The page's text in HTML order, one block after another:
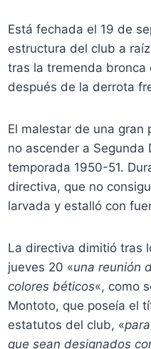
Está fechada el 19 de
estructura del club a
tras la tremenda bronca
después de la derrota
El malestar de una
no ascender a
temporada 1950-51.
directiva, que no
larvada y estalló con
La directiva dimitió tras
jueves 20 «una reunión
colores béticos«, como
Montoto, que poseía el
estatutos del club, «
que sean designados